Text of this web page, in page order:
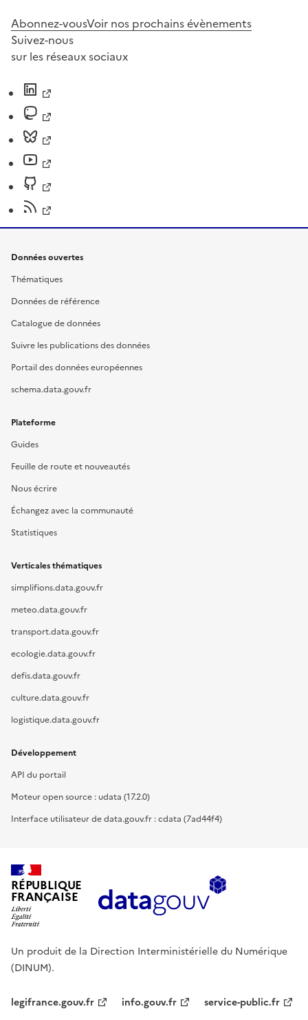
Abonnez-vousVoir nos prochains évènements
Suivez-nous
sur les réseaux sociaux
Données ouvertes
Thématiques
Données de référence
Catalogue de données
Suivre les publications des données
Portail des données européennes
schema.data.gouv.fr
Plateforme
Guides
Feuille de route et nouveautés
Nous écrire
Échangez avec la communauté
Statistiques
Verticales thématiques
simplifions.data.gouv.fr
meteo.data.gouv.fr
transport.data.gouv.fr
ecologie.data.gouv.fr
defis.data.gouv.fr
culture.data.gouv.fr
logistique.data.gouv.fr
Développement
API du portail
Moteur open source : udata (17.2.0)
Interface utilisateur de data.gouv.fr : cdata (7ad44f4)
RÉPUBLIQUE
FRANÇAISE
Un produit de la Direction Interministérielle du Numérique
(DINUM).
legifrance.gouv.fr info.gouv.fr service-public.fr